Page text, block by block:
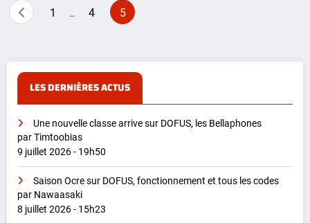
Pagination
1 … 4 5
LES DERNIÈRES ACTUS
Une nouvelle classe arrive sur DOFUS, les Bellaphones
par Timtoobias
9 juillet 2026 - 19h50
Saison Ocre sur DOFUS, fonctionnement et tous les codes
par Nawaasaki
8 juillet 2026 - 15h23